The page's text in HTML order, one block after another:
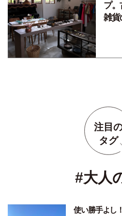
プ
雑貨
注目
タグ
#大人
使い勝手よし